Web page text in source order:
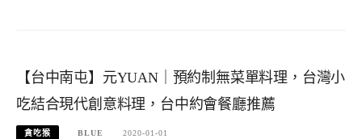
【台中南屯】元YUAN｜預約制無菜單料理，台灣小
吃結合現代創意料理，台中約會餐廳推薦
貪吃猴 BLUE 2020-01-01